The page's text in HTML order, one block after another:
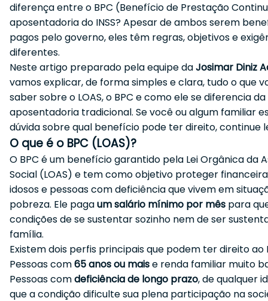
diferença entre o BPC (Benefício de Prestação
aposentadoria do INSS? Apesar de ambos serem
pagos pelo governo, eles têm regras, objetivos e
diferentes.
Neste artigo preparado pela equipe daJosimar Diniz
vamos explicar, de forma simples e clara, tudo o que
saber sobre o LOAS, o BPC e como ele se diferencia da
aposentadoria tradicional. Se você ou algum familiar
dúvida sobre qual benefício pode ter direito, continue
O que é o BPC (LOAS)?
O BPC é um benefício garantido pela Lei Orgânica da
Social (LOAS) e tem como objetivo proteger
idosos e pessoas com deficiência que vivem em
pobreza. Ele pagaum salário mínimo por mês para
condições de se sustentar sozinho nem de ser
família.
Existem dois perfis principais que podem ter direito ao
Pessoas com65 anos ou maise renda familiar muito
Pessoas comdeficiência de longo prazo, de qualquer
que a condição dificulte sua plena participação na